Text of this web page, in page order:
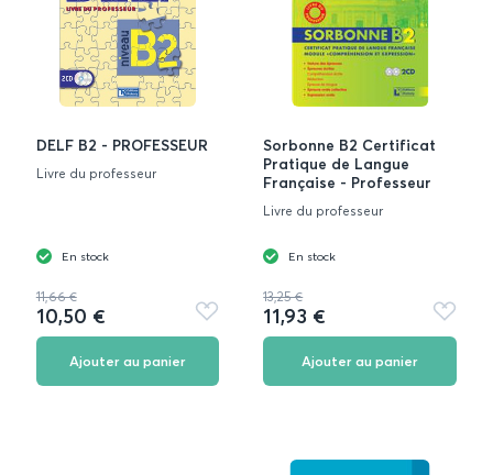
DELF B2 - PROFESSEUR
Livre du professeur
En stock
11,66 €
10,50 €
Ajouter
aux
Ajouter au panier
Sorbonne B2 Certificat
Pratique de Langue
Française - Professeur
Livre du professeur
En stock
13,25 €
11,93 €
Ajouter
aux
Ajouter au panier